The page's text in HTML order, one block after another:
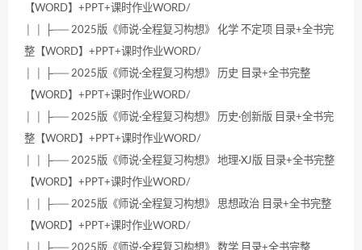
【WORD】+PPT+课时作业WORD/
│ │ ├── 2025版《师说·全程复习构想》 化学 不定项 目录+全书完
整【WORD】+PPT+课时作业WORD/
│ │ ├── 2025版《师说·全程复习构想》 历史 目录+全书完整
【WORD】+PPT+课时作业WORD/
│ │ ├── 2025版《师说·全程复习构想》 历史·创新版 目录+全书完
整【WORD】+PPT+课时作业WORD/
│ │ ├── 2025版《师说·全程复习构想》 地理·XJ版 目录+全书完整
【WORD】+PPT+课时作业WORD/
│ │ ├── 2025版《师说·全程复习构想》 思想政治 目录+全书完整
【WORD】+PPT+课时作业WORD/